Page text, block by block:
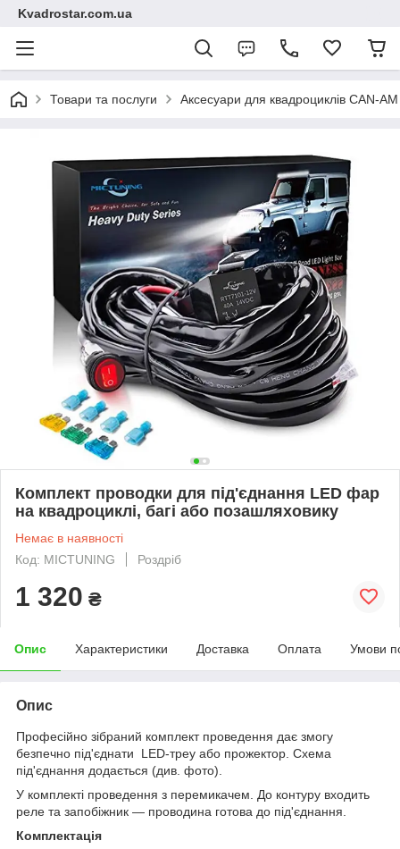
Kvadrostar.com.ua
Товари та послуги Аксесуари для квадроциклів CAN-
Комплект проводки для під'єднання LED фар
на квадроциклі, багі або позашляховику
Немає в наявності
Код: MICTUNING
Роздріб
1 320 ₴
Опис Характеристики Доставка Оплата Умови
Опис
Професійно зібраний комплект проведення дає змогу
безпечно під'єднати LED-треу або прожектор. Схема
під'єднання додається (див. фото).
У комплекті проведення з перемикачем. До контуру входить
реле та запобіжник — проводина готова до під'єднання.
Комплектація